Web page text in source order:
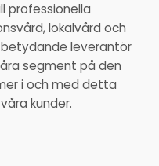
professionella
lokalvård och
betydande leverantör
segment på den
i och med detta
kunder.